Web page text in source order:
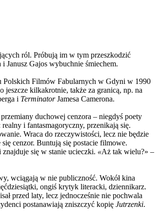
ról. Próbują im w tym przeszkodzić
Janusz Gajos wybuchnie śmiechem.
Polskich Filmów Fabularnych w Gdyni w 1990
jeszcze kilkakrotnie, także za granicą, np. na
i TerminatorJamesa Camerona.
duchowej cenzora – niegdyś poety
i fantasmagoryczny, przenikają się.
Wraca do rzeczywistości, lecz nie będzie
cenzor. Buntują się postacie filmowe.
się w stanie ucieczki. «Aż tak wielu?» –
wciągają w nie publiczność. Wokół kina
ongiś krytyk literacki, dziennikarz.
przed laty, lecz jednocześnie nie pochwala
postanawiają zniszczyć kopię Jutrzenki.